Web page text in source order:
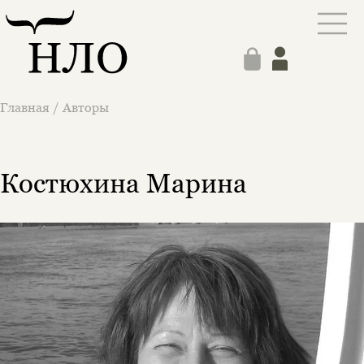
Главная / Авторы
Костюхина Марина